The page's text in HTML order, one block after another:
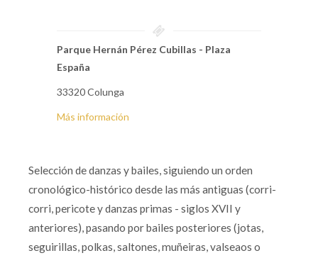
Parque Hernán Pérez Cubillas - Plaza
España
33320 Colunga
Más información
Selección de danzas y bailes, siguiendo un orden
cronológico-histórico desde las más antiguas (corri-
corri, pericote y danzas primas - siglos XVII y
anteriores), pasando por bailes posteriores (jotas,
seguirillas, polkas, saltones, muñeiras, valseaos o